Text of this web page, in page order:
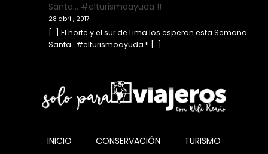
Santa… #elturismoayuda !!
28 abril, 2017
[…] El norte y el sur de Lima los esperan esta Semana
Santa… #elturismoayuda !! […]
INICIO CONSERVACIÓN TURISMO